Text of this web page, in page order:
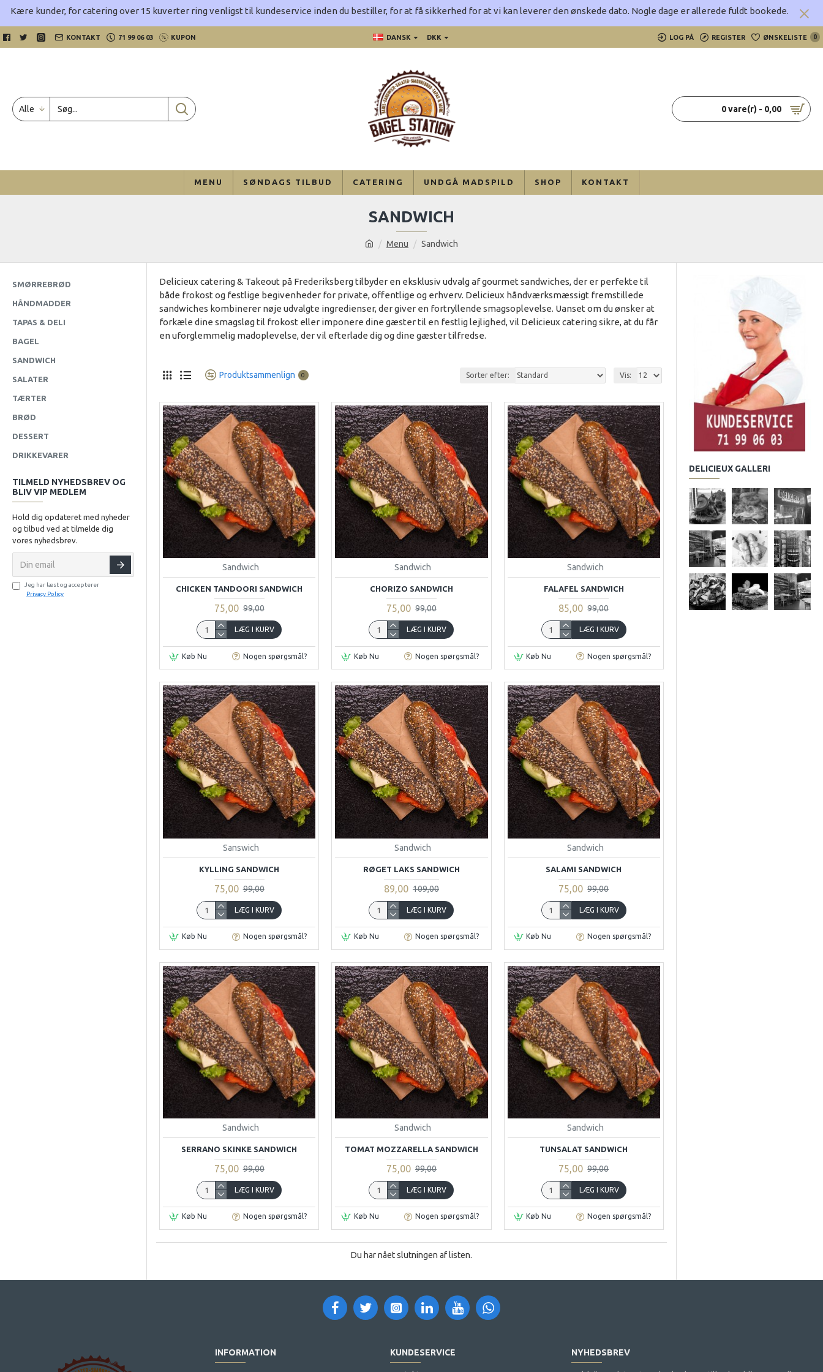
Kære kunder, for catering over 15 kuverter ring venligst til kundeservice inden du bestiller, for at få sikkerhed for at vi kan leverer den ønskede dato. Nogle dage er allerede fuldt bookede.
KONTAKT 71 99 06 03 KUPON DANSK DKK LOG PÅ REGISTER ØNSKELISTE 0
Alle 0 vare(r) - 0,00
MENU SØNDAGS TILBUD CATERING UNDGÅ MADSPILD SHOP KONTAKT
Menu Sandwich
SANDWICH
SMØRREBRØD
HÅNDMADDER
TAPAS & DELI
BAGEL
SANDWICH
SALATER
TÆRTER
BRØD
DESSERT
DRIKKEVARER
TILMELD NYHEDSBREV OG
BLIV VIP MEDLEM
Hold dig opdateret med nyheder
og tilbud ved at tilmelde dig
vores nyhedsbrev.
Jeg har læst og accepterer
Privacy Policy
Delicieux catering & Takeout på Frederiksberg tilbyder en eksklusiv udvalg af gourmet sandwiches, der er perfekte til
både frokost og festlige begivenheder for private, offentlige og erhverv. Delicieux håndværksmæssigt fremstillede
sandwiches kombinerer nøje udvalgte ingredienser, der giver en fortryllende smagsoplevelse. Uanset om du ønsker at
forkæle dine smagsløg til frokost eller imponere dine gæster til en festlig lejlighed, vil Delicieux catering sikre, at du får
en uforglemmelig madoplevelse, der vil efterlade dig og dine gæster tilfredse.
Produktsammenlign 0 Sorter efter: Vis:
Sandwich
CHICKEN TANDOORI SANDWICH
75,00 99,00
LÆG I KURV
Køb Nu Nogen spørgsmål?
Sandwich
CHORIZO SANDWICH
75,00 99,00
LÆG I KURV
Køb Nu Nogen spørgsmål?
Sandwich
FALAFEL SANDWICH
85,00 99,00
LÆG I KURV
Køb Nu Nogen spørgsmål?
Sanswich
KYLLING SANDWICH
75,00 99,00
LÆG I KURV
Køb Nu Nogen spørgsmål?
Sandwich
RØGET LAKS SANDWICH
89,00 109,00
LÆG I KURV
Køb Nu Nogen spørgsmål?
Sandwich
SALAMI SANDWICH
75,00 99,00
LÆG I KURV
Køb Nu Nogen spørgsmål?
Sandwich
SERRANO SKINKE SANDWICH
75,00 99,00
LÆG I KURV
Køb Nu Nogen spørgsmål?
Sandwich
TOMAT MOZZARELLA SANDWICH
75,00 99,00
LÆG I KURV
Køb Nu Nogen spørgsmål?
Sandwich
TUNSALAT SANDWICH
75,00 99,00
LÆG I KURV
Køb Nu Nogen spørgsmål?
Du har nået slutningen af listen.
DELICIEUX GALLERI
INFORMATION KUNDESERVICE NYHEDSBREV